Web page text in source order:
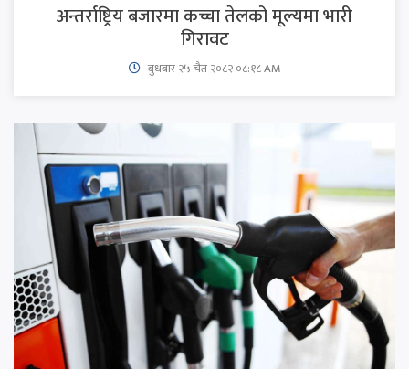
अन्तर्राष्ट्रिय बजारमा कच्चा तेलको मूल्यमा भारी
गिरावट
बुधबार २५ चैत २०८२ ०८:१८ AM